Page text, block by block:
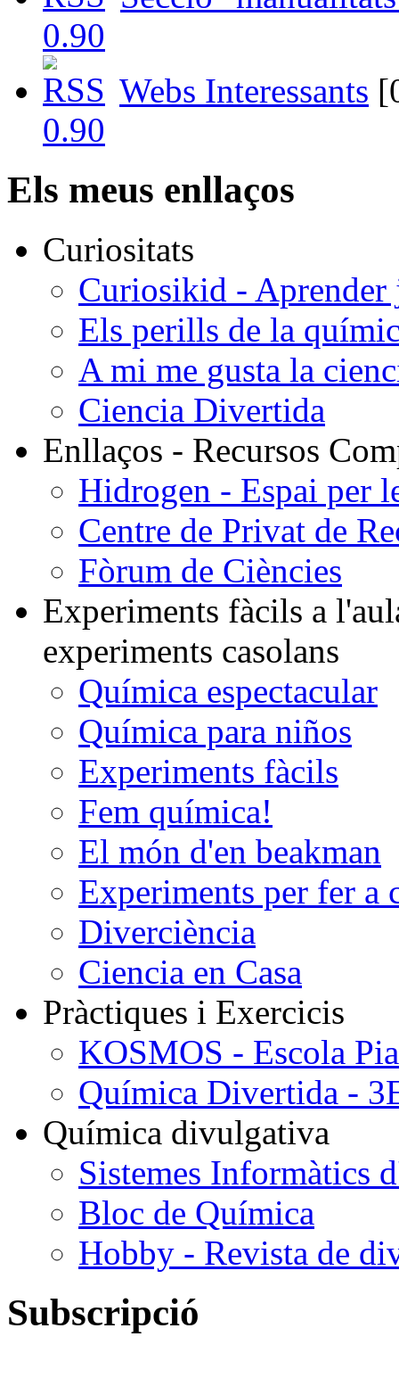
Webs Interessants
Els meus enllaços
Curiositats
Curiosikid - Aprender
Els perills de la
A mi me gusta la
Ciencia Divertida
Enllaços - Recursos
Hidrogen - Espai per
Centre de Privat de
Fòrum de Ciències
Experiments fàcils a
experiments casolans
Química espectacular
Química para niños
Experiments fàcils
Fem química!
El món d'en beakman
Experiments per fer a
Diverciència
Ciencia en Casa
Pràctiques i Exercicis
KOSMOS - Escola
Química Divertida -
Química divulgativa
Sistemes Informàtics
Bloc de Química
Hobby - Revista de
Subscripció